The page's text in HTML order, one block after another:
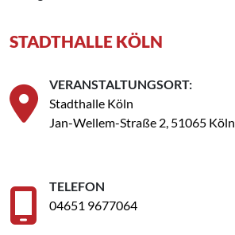
STADTHALLE KÖLN
VERANSTALTUNGSORT:
Stadthalle Köln
Jan-Wellem-Straße 2, 51065 Köln
TELEFON
04651 9677064